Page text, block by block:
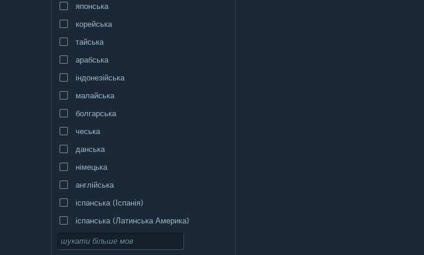
японська
корейська
тайська
арабська
індонезійська
малайська
болгарська
чеська
данська
німецька
англійська
іспанська (Іспанія)
іспанська (Латинська Америка)